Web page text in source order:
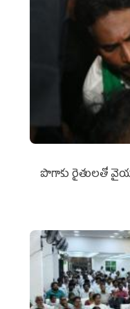
పొగాకు రైతుల‌తో